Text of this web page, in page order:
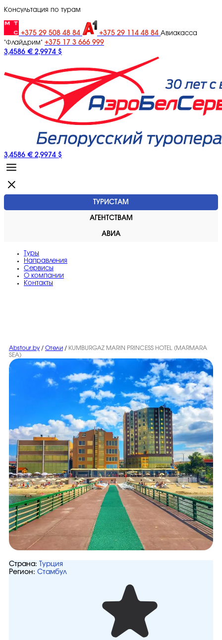
Консультация по турам
+375 29 508 48 84 +375 29 114 48 84 Авиакасса
"Флайдрим" +375 17 3 666 999
3,4586 € 2,9974 $
3,4586 € 2,9974 $
ТУРИСТАМ
АГЕНТСТВАМ
АВИА
Туры
Направления
Сервисы
O компании
Контакты
Abstour.by / Отели / KUMBURGAZ MARIN PRINCESS HOTEL (MARMARA
SEA)
Страна:
Турция
Регион: Стамбул